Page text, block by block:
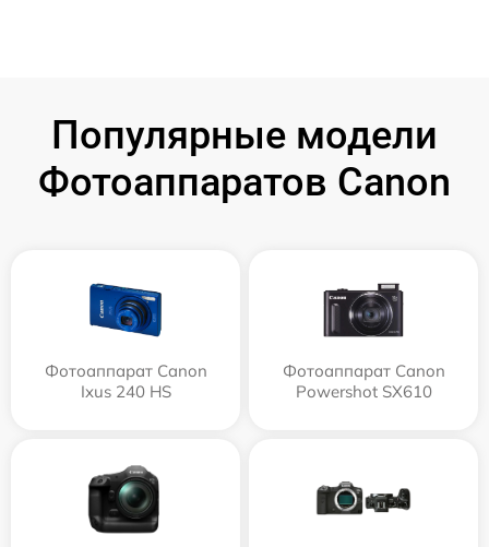
Популярные модели
Фотоаппаратов Canon
Фотоаппарат Canon
Ixus 240 HS
Фотоаппарат Canon
Powershot SX610